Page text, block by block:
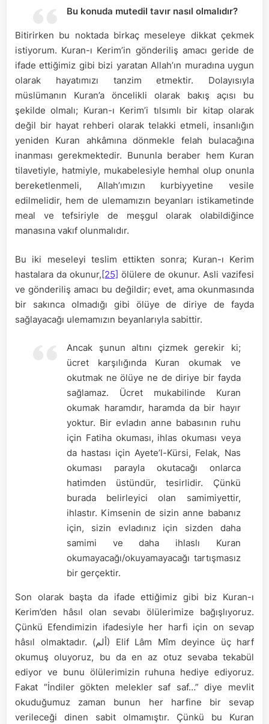
Bu konuda mutedil tavır nasıl olmalıdır?
Bitirirken bu noktada birkaç meseleye dikkat çekmek
istiyorum. Kuran-ı Kerim’in gönderiliş amacı geride de
ifade ettiğimiz gibi bizi yaratan Allah’ın muradına uygun
olarak hayatımızı tanzim etmektir. Dolayısıyla
müslümanın Kuran’a öncelikli olarak bakış açısı bu
şekilde olmalı; Kuran-ı Kerim’i tılsımlı bir kitap olarak
değil bir hayat rehberi olarak telakki etmeli, insanlığın
yeniden Kuran ahkâmına dönmekle felah bulacağına
inanması gerekmektedir. Bununla beraber hem Kuran
tilavetiyle, hatmiyle, mukabelesiyle hemhal olup onunla
bereketlenmeli, Allah’ımızın kurbiyyetine vesile
edilmelidir, hem de ulemamızın beyanları istikametinde
meal ve tefsiriyle de meşgul olarak olabildiğince
manasına vakıf olunmalıdır.
Bu iki meseleyi teslim ettikten sonra; Kuran-ı Kerim
hastalara da okunur,[25] ölülere de okunur. Asli vazifesi
ve gönderiliş amacı bu değildir; evet, ama okunmasında
bir sakınca olmadığı gibi ölüye de diriye de fayda
sağlayacağı ulemamızın beyanlarıyla sabittir.
Ancak şunun altını çizmek gerekir ki;
ücret karşılığında Kuran okumak ve
okutmak ne ölüye ne de diriye bir fayda
sağlamaz. Ücret mukabilinde Kuran
okumak haramdır, haramda da bir hayır
yoktur. Bir evladın anne babasının ruhu
için Fatiha okuması, ihlas okuması veya
da hastası için Ayete’l-Kürsi, Felak, Nas
okuması parayla okutacağı onlarca
hatimden üstündür, tesirlidir. Çünkü
burada belirleyici olan samimiyettir,
ihlastır. Kimsenin de sizin anne babanız
için, sizin evladınız için sizden daha
samimi ve daha ihlaslı Kuran
okumayacağı/okuyamayacağı tartışmasız
bir gerçektir.
Son olarak başta da ifade ettiğimiz gibi biz Kuran-ı
Kerim’den hâsıl olan sevabı ölülerimize bağışlıyoruz.
Çünkü Efendimizin ifadesiyle her harfi için on sevap
hâsıl olmaktadır. (ألم) Elif Lâm Mîm deyince üç harf
okumuş oluyoruz, bu da en az otuz sevaba tekabül
ediyor ve bunu ölülerimizin ruhuna hediye ediyoruz.
Fakat “İndiler gökten melekler saf saf…” diye mevlit
okuduğumuz zaman bunun her harfine bir sevap
verileceği dinen sabit olmamıştır. Çünkü bu Kuran